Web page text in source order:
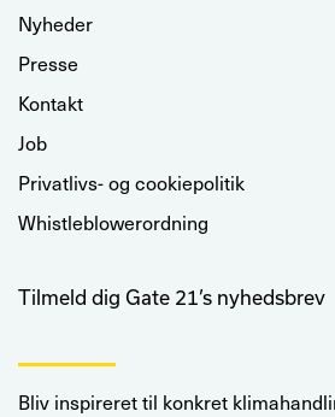
Nyheder
Presse
Kontakt
Job
Privatlivs- og cookiepolitik
Whistleblowerordning
Tilmeld dig Gate 21’s nyhedsbrev
Bliv inspireret til konkret